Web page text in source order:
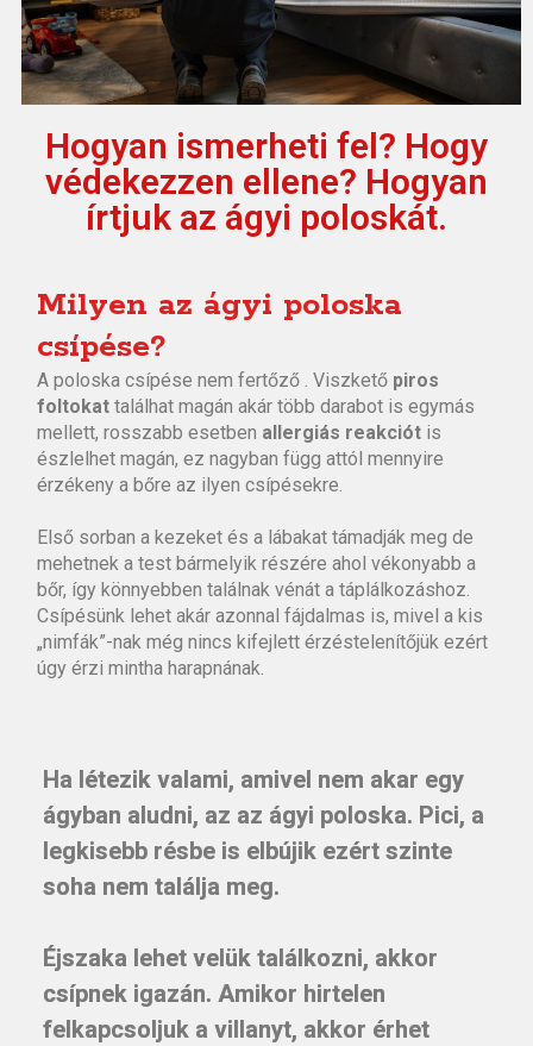
Hogyan ismerheti fel? Hogy
védekezzen ellene? Hogyan
írtjuk az ágyi poloskát.
Milyen az ágyi poloska
csípése?
A poloska csípése nem fertőző . Viszkető piros
foltokat találhat magán akár több darabot is egymás
mellett, rosszabb esetben allergiás reakciót is
észlelhet magán, ez nagyban függ attól mennyire
érzékeny a bőre az ilyen csípésekre.
Első sorban a kezeket és a lábakat támadják meg de
mehetnek a test bármelyik részére ahol vékonyabb a
bőr, így könnyebben találnak vénát a táplálkozáshoz.
Csípésünk lehet akár azonnal fájdalmas is, mivel a kis
„nimfák”-nak még nincs kifejlett érzéstelenítőjük ezért
úgy érzi mintha harapnának.
Ha létezik valami, amivel nem akar egy
ágyban aludni, az az ágyi poloska. Pici, a
legkisebb résbe is elbújik ezért szinte
soha nem találja meg.
Éjszaka lehet velük találkozni, akkor
csípnek igazán. Amikor hirtelen
felkapcsoljuk a villanyt, akkor érhet